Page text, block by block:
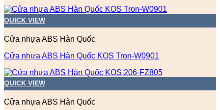
QUICK VIEW
Cửa nhựa ABS Hàn Quốc
Cửa nhựa ABS Hàn Quốc KOS Tron-W0901
QUICK VIEW
Cửa nhựa ABS Hàn Quốc